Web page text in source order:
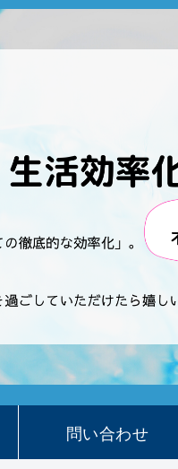
問い合わせ